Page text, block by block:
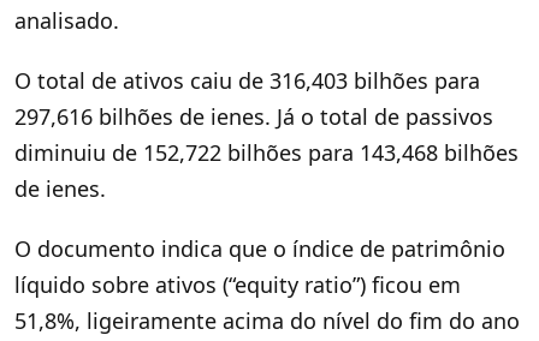
analisado.
O total de ativos caiu de 316,403 bilhões para
297,616 bilhões de ienes. Já o total de passivos
diminuiu de 152,722 bilhões para 143,468 bilhões
de ienes.
O documento indica que o índice de patrimônio
líquido sobre ativos (“equity ratio”) ficou em
51,8%, ligeiramente acima do nível do fim do ano